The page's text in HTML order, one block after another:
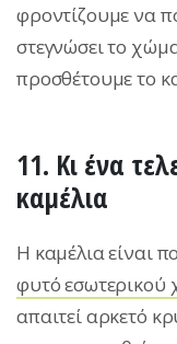
φροντίζουμε να
στεγνώσει το
προσθέτουμε το
11. Κι ένα
καμέλια
Η καμέλια είναι
φυτό εσωτερικού
απαιτεί αρκετό